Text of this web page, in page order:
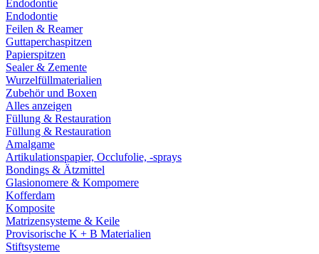
Endodontie
Endodontie
Feilen & Reamer
Guttaperchaspitzen
Papierspitzen
Sealer & Zemente
Wurzelfüllmaterialien
Zubehör und Boxen
Alles anzeigen
Füllung & Restauration
Füllung & Restauration
Amalgame
Artikulationspapier, Occlufolie, -sprays
Bondings & Ätzmittel
Glasionomere & Kompomere
Kofferdam
Komposite
Matrizensysteme & Keile
Provisorische K + B Materialien
Stiftsysteme